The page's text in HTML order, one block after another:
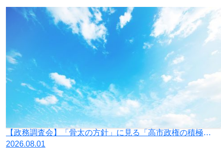
【政務調査会】「骨太の方針」に見る「高市政権の積極財政」の落とし穴
2026.08.01